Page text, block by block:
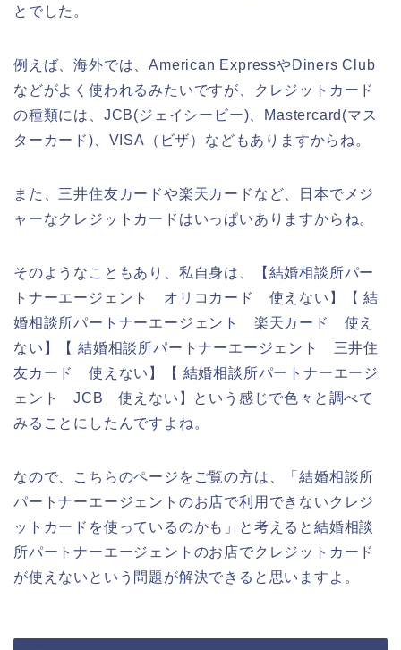
とでした。
例えば、海外では、American ExpressやDiners Club
などがよく使われるみたいですが、クレジットカード
の種類には、JCB(ジェイシービー)、Mastercard(マス
ターカード)、VISA（ビザ）などもありますからね。
また、三井住友カードや楽天カードなど、日本でメジ
ャーなクレジットカードはいっぱいありますからね。
そのようなこともあり、私自身は、【結婚相談所パー
トナーエージェント オリコカード 使えない】【 結
婚相談所パートナーエージェント 楽天カード 使え
ない】【 結婚相談所パートナーエージェント 三井住
友カード 使えない】【 結婚相談所パートナーエージ
ェント JCB 使えない】という感じで色々と調べて
みることにしたんですよね。
なので、こちらのページをご覧の方は、「結婚相談所
パートナーエージェントのお店で利用できないクレジ
ットカードを使っているのかも」と考えると結婚相談
所パートナーエージェントのお店でクレジットカード
が使えないという問題が解決できると思いますよ。